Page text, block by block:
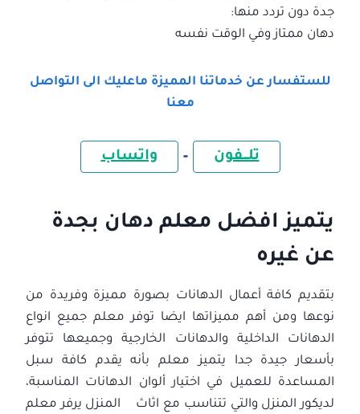
جدة دون تردد منها:
دهان ممتاز وفي الوقت نفسه
للستفسار عن خدماتنا المميزة ماعليك الى التواصل
معنا
تلـــفون – واتساب
يتميز افضل معلم دهان بجدة
عن غيره
بتقديم كافة أعمال الدهانات بصورة مميزة وفريدة من
نوعها ومن أهم مميزاتها ايضا توفر معلم جميع انواع
الدهانات الداخلية والدهانات الخارجية وجميعها تتوفر
بأسعار جيدة جدا يتميز معلم بأنه يقدم كافة سبل
المساعدة للعميل في اختيار ألوان الدهانات المناسبة،
لديكور المنزل والتي تتناسب مع اثاث المنزل يرفر معلم